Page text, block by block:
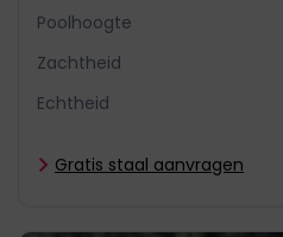
Poolhoogte
Zachtheid
Echtheid
Gratis staal aanvragen